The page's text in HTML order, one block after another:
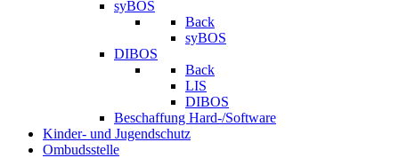
syBOS
Back
syBOS
DIBOS
Back
LIS
DIBOS
Beschaffung Hard-/Software
Kinder- und Jugendschutz
Ombudsstelle